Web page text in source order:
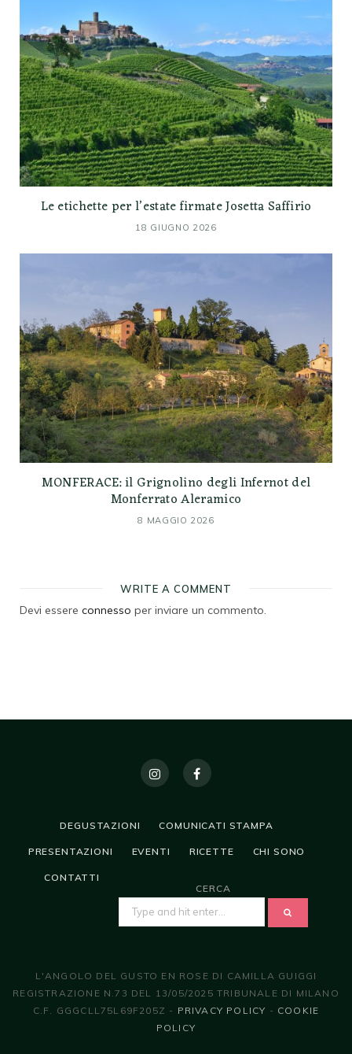
Le etichette per l’estate firmate Josetta Saffirio
18 GIUGNO 2026
MONFERACE: il Grignolino degli Infernot del
Monferrato Aleramico
8 MAGGIO 2026
WRITE A COMMENT
Devi essere connesso per inviare un commento.
DEGUSTAZIONI COMUNICATI STAMPA
PRESENTAZIONI EVENTI RICETTE CHI SONO
CONTATTI
CERCA
L'ANGOLO DEL GUSTO EN ROSE DI CAMILLA GUIGGI
REGISTRAZIONE N.73 DEL 13/05/2025 TRIBUNALE DI MILANO
C.F. GGGCLL75L69F205Z - PRIVACY POLICY - COOKIE
POLICY